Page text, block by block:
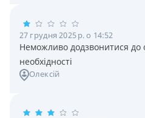
27 грудня 2025 р. о 14:52
Неможливо додзвонитися до
необхідності
Олексій